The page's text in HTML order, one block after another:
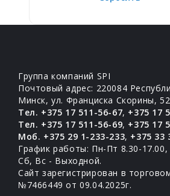
Группа компаний SPI
Почтовый адрес: 220084
Минск, ул. Франциска Скорины,
Тел. +375 17 511-56-67, +375 17
Тел. +375 17 511-56-69, +375 17
Моб. +375 29 1-233-233, +375 33
График работы: Пн-Пт 8.30-17.00,
Сб, Вс - Выходной.
Сайт зарегистрирован в
№7466449 от 09.04.2025г.